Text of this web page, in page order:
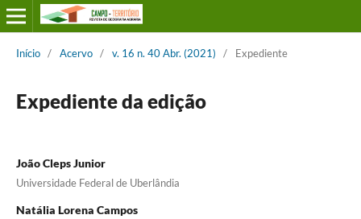
Início / Acervo / v. 16 n. 40 Abr. (2021) / Expediente
Expediente da edição
João Cleps Junior
Universidade Federal de Uberlândia
Natália Lorena Campos